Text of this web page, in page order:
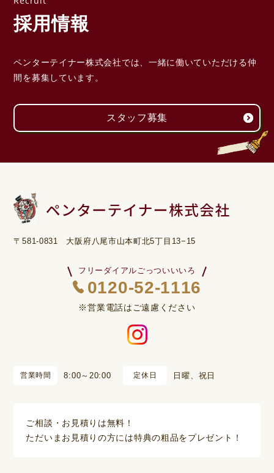
採用情報
ペンターテイナー株式会社では、一緒に働いていただける仲
間を募集しています。
スタッフ募集
〒581-0831 大阪府八尾市山本町北5丁目13−15
フリーダイアルごっついいいろ
0120-52-1116
※営業電話はご遠慮ください
営業時間 8:00～20:00 定休日 日曜、祝日
ご相談・お見積りは無料！
ただいまお見積りの方には特典の粗品をプレゼント！